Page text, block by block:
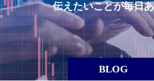
BLOG
伝え たいことが毎日あ